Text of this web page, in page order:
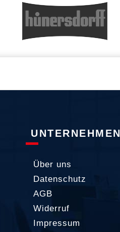
UNTERNEHMEN
Über uns
Datenschutz
AGB
Widerruf
Impressum